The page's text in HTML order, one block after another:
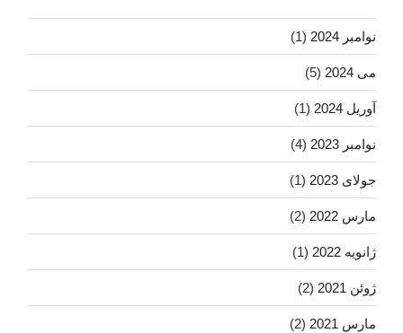
نوامبر 2024 (1)
می 2024 (5)
آوریل 2024 (1)
نوامبر 2023 (4)
جولای 2023 (1)
مارس 2022 (2)
ژانویه 2022 (1)
ژوئن 2021 (2)
مارس 2021 (2)